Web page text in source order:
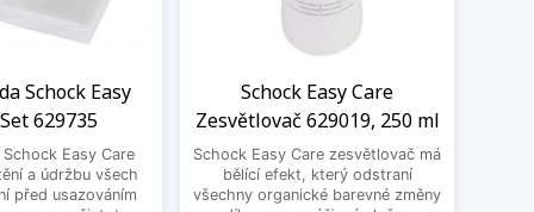
Schock Easy
629735
Easy Care
a údržbu všech
před usazováním
Schock Easy Care
Zesvětlovač 629019, 250 ml
Schock Easy Care zesvětlovač má
bělící efekt, který odstraní
všechny organické barevné změny